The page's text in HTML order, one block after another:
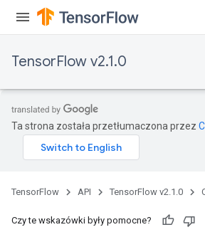
TensorFlow v2.1.0
Ta strona została przetłumaczona przez
TensorFlow API TensorFlow v2.1.0
Czy te wskazówki były pomocne?